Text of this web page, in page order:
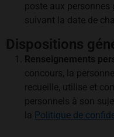
poste aux
suivant la date de
Dispositions
Renseignements
concours, la
recueille, utilise et
personnels à son
la Politique de